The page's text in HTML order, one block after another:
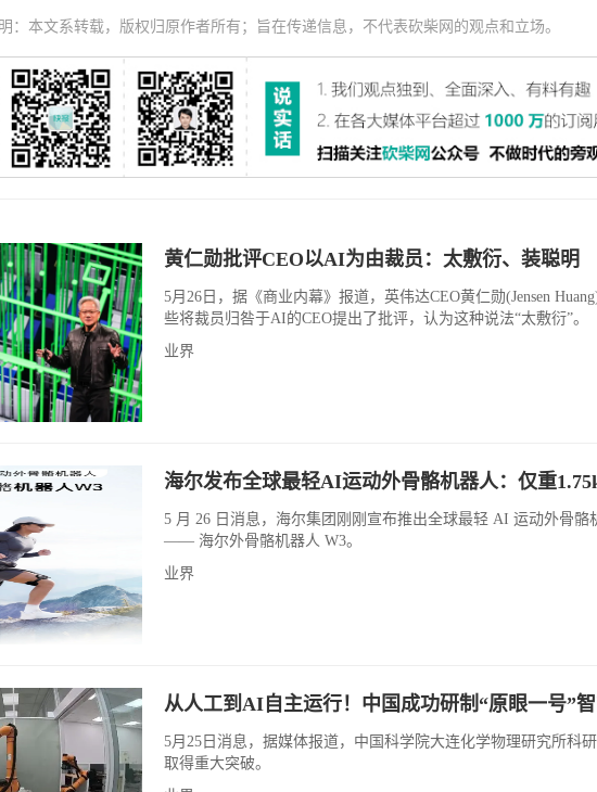
：本文系转载，版权归原作者所有；旨在传递信息，不代表砍柴网的观点和立场。
黄仁勋批评CEO以AI为由裁员：太敷衍、装聪明
5月26日，据《商业内幕》报道，英伟达CEO黄仁勋(Jensen
些将裁员归咎于AI的CEO提出了批评，认为这种说法“太敷衍”。
业界
海尔发布全球最轻AI运动外骨骼机器人：仅重
5 月 26 日消息，海尔集团刚刚宣布推出全球最轻 AI 运动外骨骼
—— 海尔外骨骼机器人 W3。
业界
从人工到AI自主运行！中国成功研制“原眼一号”
5月25日消息，据媒体报道，中国科学院大连化学物理研究所科
取得重大突破。